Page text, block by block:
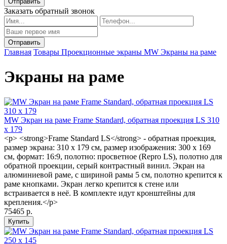
Заказать обратный звонок
Главная Товары Проекционные экраны MW Экраны на раме
Экраны на раме
MW Экран на раме Frame Standard, обратная проекция LS 310
x 179
<p> <strong>Frame Standard LS</strong> - обратная проекция,
размер экрана: 310 x 179 см, размер изображения: 300 x 169
см, формат: 16:9, полотно: просветное (Repro LS), полотно для
обратной проекции, серый контрастный винил. Экран на
алюминиевой раме, с шириной рамы 5 см, полотно крепится к
раме кнопками. Экран легко крепится к стене или
встраивается в неё. В комплекте идут кронштейны для
крепления.</p>
75465 р.